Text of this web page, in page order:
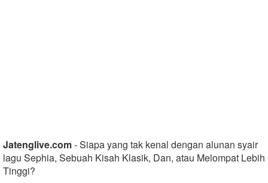
Jatenglive.com- Siapa yang tak kenal dengan alunan syair
lagu Sephia, Sebuah Kisah Klasik, Dan, atau Melompat Lebih
Tinggi?